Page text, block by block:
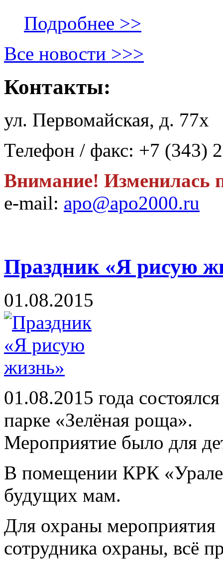
Подробнее >>
Все новости >>>
Контакты:
ул. Первомайская, д. 77х
Телефон / факс: +7 (343)
Внимание! Изменилась
e-mail: apo@apo2000.ru
Праздник «Я рисую
01.08.2015
01.08.2015 года
парке «Зелёная роща».
Мероприятие было для
В помещении КРК
будущих мам.
Для охраны мероприятия
сотрудника охраны, всё